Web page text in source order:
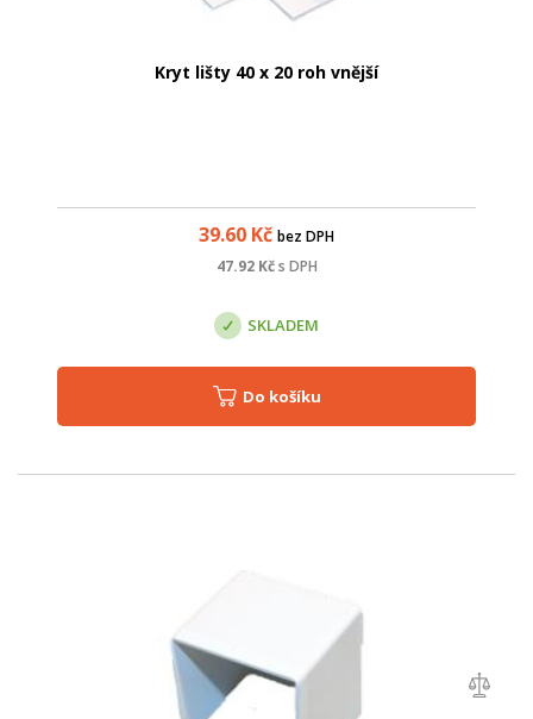
Kryt lišty 40 x 20 roh vnější
39.60 Kč bez DPH
47.92Kč s DPH
SKLADEM
Do košíku